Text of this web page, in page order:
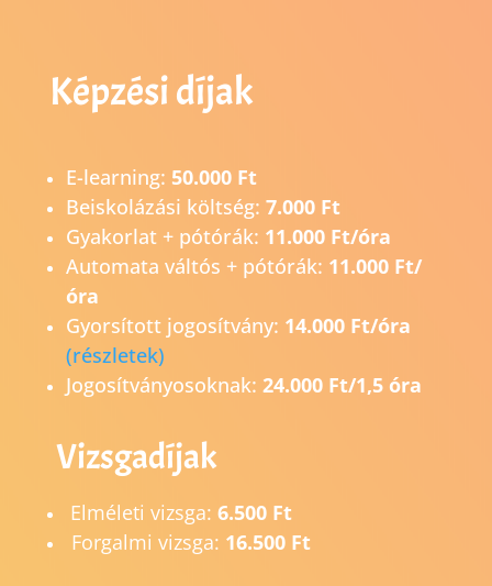
Képzési díjak
E-learning: 50.000 Ft
Beiskolázási költség: 7.000 Ft
Gyakorlat + pótórák: 11.000 Ft/óra
Automata váltós + pótórák: 11.000 Ft/
óra
Gyorsított jogosítvány: 14.000 Ft/óra
(részletek)
Jogosítványosoknak: 24.000 Ft/1,5 óra
Vizsgadíjak
Elméleti vizsga: 6.500 Ft
Forgalmi vizsga: 16.500 Ft